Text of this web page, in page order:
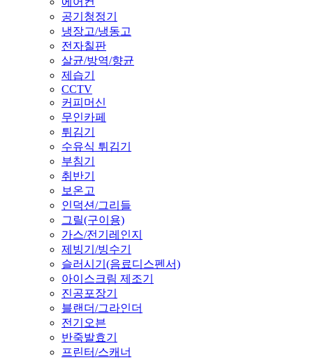
공기청정기
냉장고/냉동고
전자칠판
살균/방역/향균
제습기
CCTV
커피머신
무인카페
튀김기
수유식 튀김기
부침기
취반기
보온고
인덕션/그리들
그릴(구이용)
가스/전기레인지
제빙기/빙수기
슬러시기(음료디스펜서)
아이스크림 제조기
진공포장기
블랜더/그라인더
전기오븐
반죽발효기
프린터/스캐너